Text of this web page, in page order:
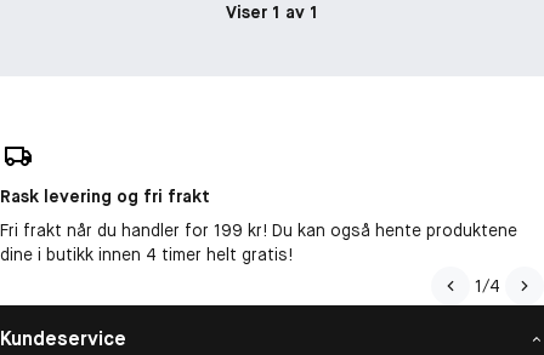
Viser 1 av 1
Rask levering og fri frakt
Fri frakt når du handler for 199 kr! Du kan også hente produktene
dine i butikk innen 4 timer helt gratis!
1/4
Kundeservice